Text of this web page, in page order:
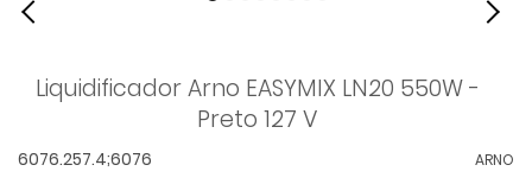
Liquidificador Arno EASYMIX LN20 550W -
Preto 127 V
ARNO
6076.257.4;6076